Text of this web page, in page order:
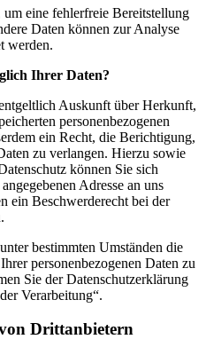
eine fehlerfreie Bereitstellung
Daten können zur Analyse
werden.
Ihrer Daten?
Auskunft über Herkunft,
personenbezogenen
ein Recht, die Berichtigung,
zu verlangen. Hierzu sowie
können Sie sich
Adresse an uns
ein Beschwerderecht bei der
bestimmten Umständen die
personenbezogenen Daten zu
Sie der Datenschutzerklärung
Verarbeitung“.
Drittanbietern